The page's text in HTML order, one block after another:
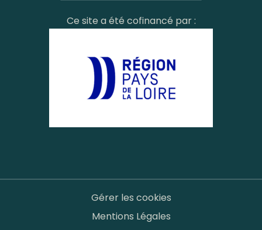
Ce site a été cofinancé par :
Gérer les cookies
Mentions Légales